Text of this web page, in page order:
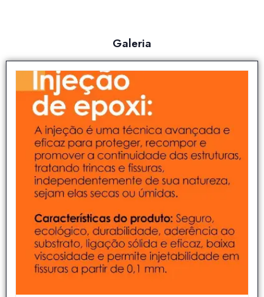
Galeria